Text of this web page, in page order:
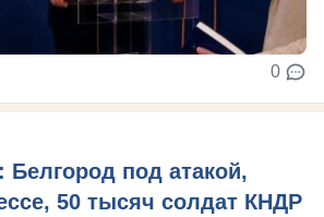
0
под атакой,
50 тысяч солдат КНДР